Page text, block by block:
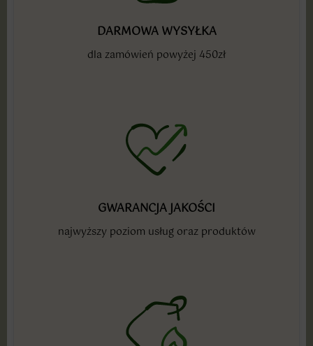
DARMOWA WYSYŁKA
dla zamówień powyżej 450zł
GWARANCJA JAKOŚCI
najwyższy poziom usług oraz produktów